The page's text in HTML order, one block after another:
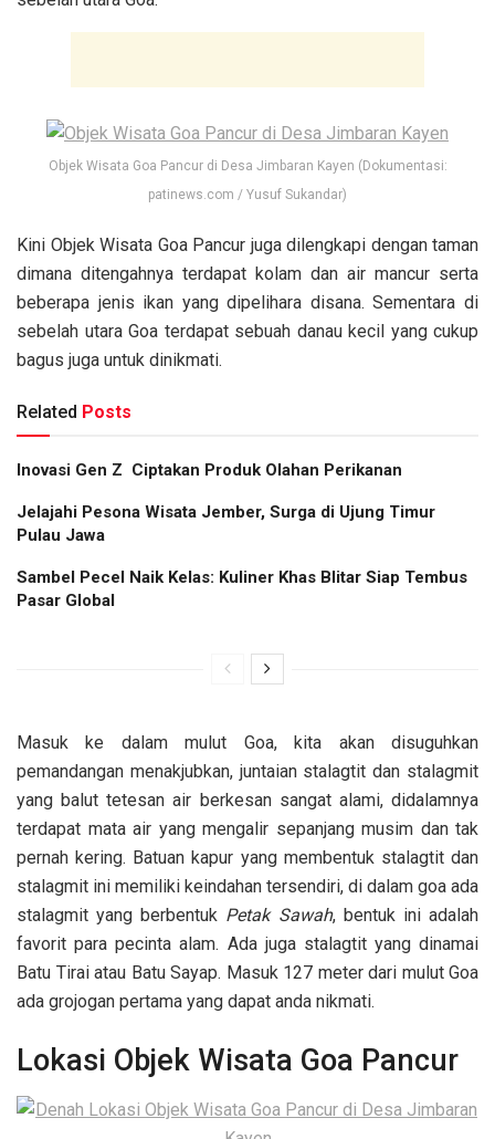
Objek Wisata Goa Pancur di Desa Jimbaran Kayen (Dokumentasi:
patinews.com / Yusuf Sukandar)
Kini Objek Wisata Goa Pancur juga dilengkapi dengan taman
dimana ditengahnya terdapat kolam dan air mancur serta
beberapa jenis ikan yang dipelihara disana. Sementara di
sebelah utara Goa terdapat sebuah danau kecil yang cukup
bagus juga untuk dinikmati.
Related Posts
Inovasi Gen Z Ciptakan Produk Olahan Perikanan
Jelajahi Pesona Wisata Jember, Surga di Ujung Timur
Pulau Jawa
Sambel Pecel Naik Kelas: Kuliner Khas Blitar Siap Tembus
Pasar Global
Masuk ke dalam mulut Goa, kita akan disuguhkan
pemandangan menakjubkan, juntaian stalagtit dan stalagmit
yang balut tetesan air berkesan sangat alami, didalamnya
terdapat mata air yang mengalir sepanjang musim dan tak
pernah kering. Batuan kapur yang membentuk stalagtit dan
stalagmit ini memiliki keindahan tersendiri, di dalam goa ada
stalagmit yang berbentuk Petak Sawah, bentuk ini adalah
favorit para pecinta alam. Ada juga stalagtit yang dinamai
Batu Tirai atau Batu Sayap. Masuk 127 meter dari mulut Goa
ada grojogan pertama yang dapat anda nikmati.
Lokasi Objek Wisata Goa Pancur